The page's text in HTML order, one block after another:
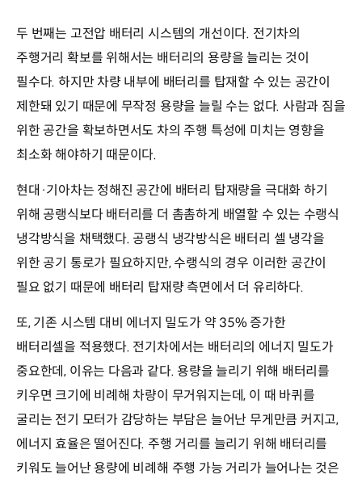
두 번째는 고전압 배터리 시스템의 개선이다. 전기차의
주행거리 확보를 위해서는 배터리의 용량을 늘리는 것이
필수다. 하지만 차량 내부에 배터리를 탑재할 수 있는 공간이
제한돼 있기 때문에 무작정 용량을 늘릴 수는 없다. 사람과 짐을
위한 공간을 확보하면서도 차의 주행 특성에 미치는 영향을
최소화 해야하기 때문이다.
현대·기아차는 정해진 공간에 배터리 탑재량을 극대화 하기
위해 공랭식보다 배터리를 더 촘촘하게 배열할 수 있는 수랭식
냉각방식을 채택했다. 공랭식 냉각방식은 배터리 셀 냉각을
위한 공기 통로가 필요하지만, 수랭식의 경우 이러한 공간이
필요 없기 때문에 배터리 탑재량 측면에서 더 유리하다.
또, 기존 시스템 대비 에너지 밀도가 약 35% 증가한
배터리셀을 적용했다. 전기차에서는 배터리의 에너지 밀도가
중요한데, 이유는 다음과 같다. 용량을 늘리기 위해 배터리를
키우면 크기에 비례해 차량이 무거워지는데, 이 때 바퀴를
굴리는 전기 모터가 감당하는 부담은 늘어난 무게만큼 커지고,
에너지 효율은 떨어진다. 주행 거리를 늘리기 위해 배터리를
키워도 늘어난 용량에 비례해 주행 가능 거리가 늘어나는 것은